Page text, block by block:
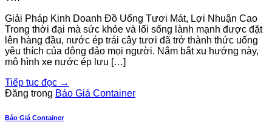
Giải Pháp Kinh Doanh Đồ Uống Tươi Mát, Lợi Nhuận Cao
Trong thời đại mà sức khỏe và lối sống lành mạnh được đặt
lên hàng đầu, nước ép trái cây tươi đã trở thành thức uống
yêu thích của đông đảo mọi người. Nắm bắt xu hướng này,
mô hình xe nước ép lưu […]
Tiếp tục đọc →
Đăng trong Báo Giá Container
Báo Giá Container